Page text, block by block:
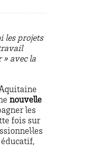
les projets
avec la
nouvelle
les
fois sur